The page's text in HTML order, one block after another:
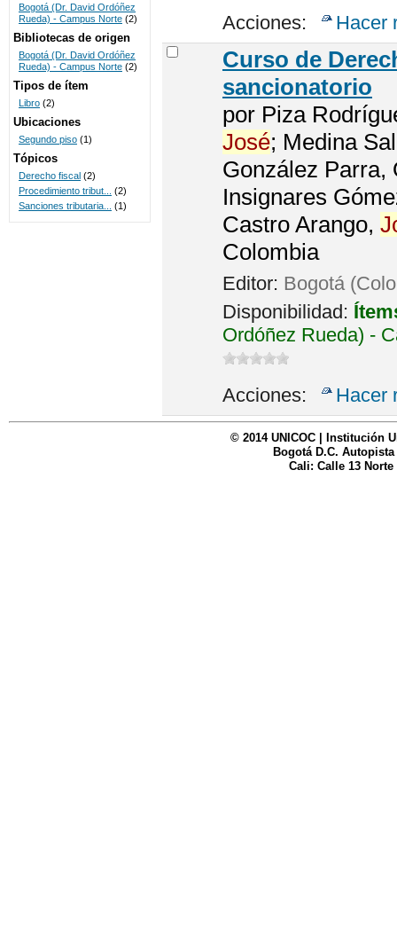
Acciones: Hacer
Curso de
sancionatorio
por Piza
José; Medina
González
Insignares
Castro Arango,
Colombia
Editor: Bogotá
Disponibilidad:
Ordóñez Rueda) -
Acciones: Hacer
Bogotá (Dr. David Ordóñez
Rueda) - Campus Norte (2)
Bibliotecas de origen
Bogotá (Dr. David Ordóñez
Rueda) - Campus Norte (2)
Tipos de ítem
Libro (2)
Ubicaciones
Segundo piso (1)
Tópicos
Derecho fiscal (2)
Procedimiento tribut...
(2)
Sanciones tributaria...
(1)
© 2014 UNICOC | Institución
Bogotá D.C. Autopista
Cali: Calle 13 Norte